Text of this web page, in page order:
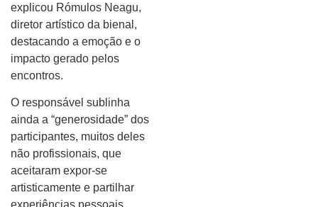
explicou Rómulos Neagu,
diretor artístico da bienal,
destacando a emoção e o
impacto gerado pelos
encontros.
O responsável sublinha
ainda a “generosidade” dos
participantes, muitos deles
não profissionais, que
aceitaram expor-se
artisticamente e partilhar